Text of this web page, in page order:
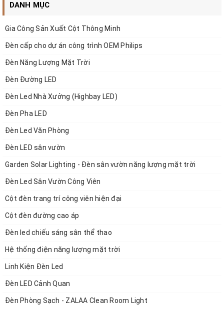
Thông số kỹ thuật hộp nối điện 2 ngả
01 vỏ hộp nhựa ABS 2 ngả kích thước 100x 100x
75mm có gioăng cao su
05 Cầu đấu mắt ghép 20A
01 thanh DIN Rail
02 Ốc siết cáp lỗ khoét 20 ( cáp 6-12 mm ) Mã hiệu
: PG-13.5
DANH MỤC
Gia Công Sản Xuất Cột Thông Minh
Đèn cấp cho dự án công trình OEM Philips
Đèn Năng Lượng Mặt Trời
Đèn Đường LED
Đèn Led Nhà Xưởng (Highbay LED)
Đèn Pha LED
Đèn Led Văn Phòng
Đèn LED sân vườn
Garden Solar Lighting - Đèn sân vườn năng lượng mặt trời
Đèn Led Sân Vườn Công Viên
Cột đèn trang trí công viên hiện đại
Cột đèn đường cao áp
Đèn led chiếu sáng sân thể thao
Hệ thống điện năng lượng mặt trời
Linh Kiện Đèn Led
Đèn LED Cảnh Quan
Đèn Phòng Sạch - ZALAA Clean Room Light